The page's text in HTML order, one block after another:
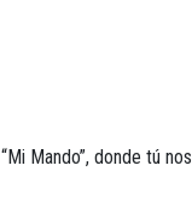
“Mi Mando”, donde tú nos